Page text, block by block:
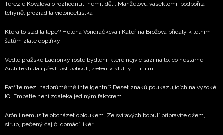
Terezie Kovalová o rozhodnutí nemít děti: Manželovu vasektomii podpořila i
tchyně, prozradila violoncellistka
Která to sladila lépe? Helena Vondráčková i Kateřina Brožová přidaly k letním
šatům zlaté doplňky
Vedle pražské Ladronky roste bydlení, které nejvíc sází na to, co nestárne.
Architekti dali přednost pohodlí, zeleni a klidným liniím
Patříte mezi nadprůměrně inteligentní? Deset znaků poukazujících na vysoké
IQ. Empatie není zdaleka jediným faktorem
Arónii nemusíte obcházet obloukem. Ze svíravých bobulí připravíte džem,
sirup, pečený čaj či domácí likér